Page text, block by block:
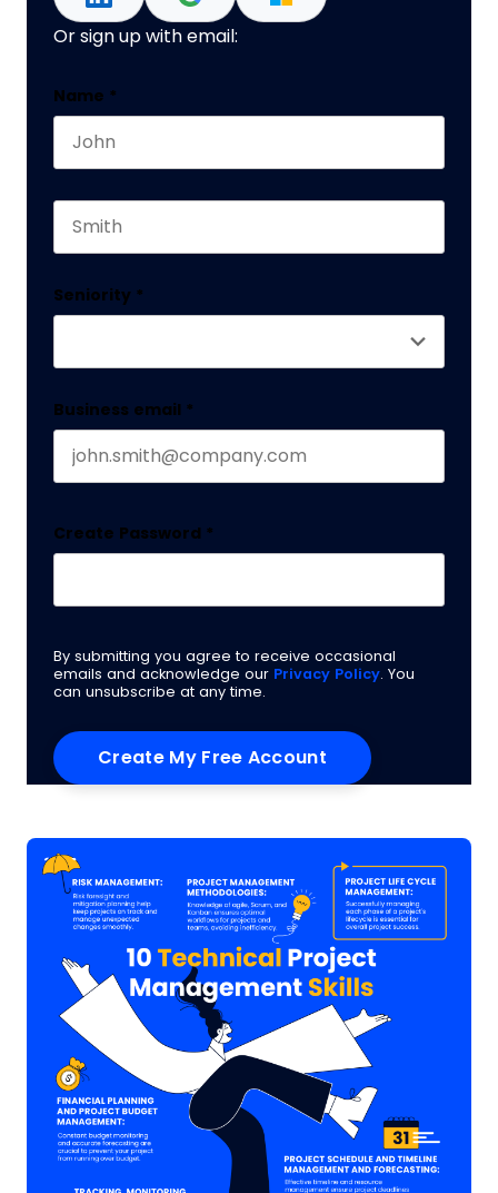
Or sign up with email:
URL
Name *
Seniority *
Business email *
Create Password *
By submitting you agree to receive occasional
emails and acknowledge our Privacy Policy. You
can unsubscribe at any time.